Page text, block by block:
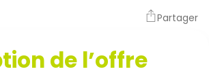
Partager
de l’offre